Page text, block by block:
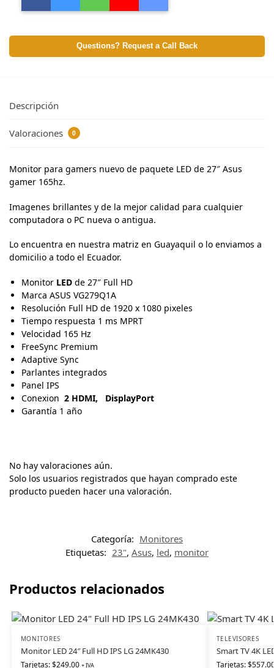
Questions? Request a Call Back
Descripción
Valoraciones 0
Monitor para gamers nuevo de paquete LED de 27″ Asus
gamer 165hz.
Imagenes brillantes y de la mejor calidad para cualquier
computadora o PC nueva o antigua.
Lo encuentra en nuestra matriz en Guayaquil o lo enviamos a
domicilio a todo el Ecuador.
Monitor LED de 27″ Full HD
Marca ASUS VG279Q1A
Resolución Full HD de 1920 x 1080 pixeles
Tiempo respuesta 1 ms MPRT
Velocidad 165 Hz
FreeSync Premium
Adaptive Sync
Parlantes integrados
Panel IPS
Conexion 2 HDMI,
DisplayPort
Garantía 1 año
No hay valoraciones aún.
Solo los usuarios registrados que hayan comprado este
producto pueden hacer una valoración.
Categoría: Monitores
Etiquetas: 23", Asus, led, monitor
Productos relacionados
MONITORES
Monitor LED 24″ Full HD IPS LG 24MK430
Tarjetas:$249.00 + IVA
TELEVISORES
Smart TV 4K
Tarjetas:$